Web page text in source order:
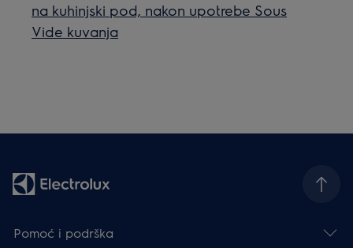
na kuhinjski pod, nakon upotrebe Sous
Vide kuvanja
Pomoć i podrška